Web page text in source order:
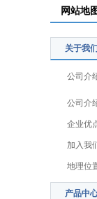
网站地
关于我们
公司介
公司介
企业优
加入我
地理位
产品中